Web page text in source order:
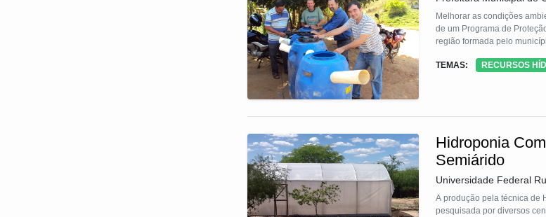
Melhorar as condições
de um Programa de
região formada pelo
TEMAS: RECURSOS
Hidroponia
Semiárido
Universidade Federal
A produção pela técnica de
pesquisada por diversos